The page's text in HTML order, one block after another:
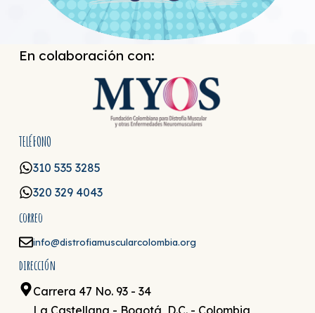
En colaboración con:
TELÉFONO
310 535 3285
320 329 4043
correo
info@distrofiamuscularcolombia.org
dirección
Carrera 47 No. 93 - 34
La Castellana - Bogotá, D.C. - Colombia